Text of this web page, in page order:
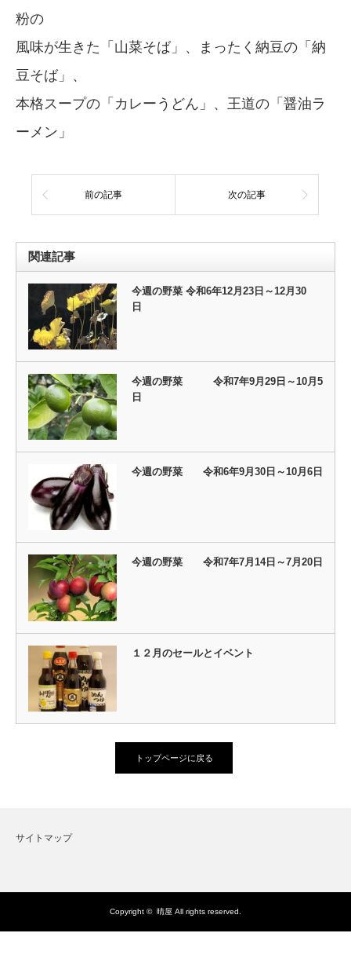
粉の
風味が生きた「山菜そば」、まったく納豆の「納
豆そば」、
本格スープの「カレーうどん」、王道の「醤油ラ
ーメン」
前の記事 次の記事
関連記事
今週の野菜 令和6年12月23日～12月30
日
今週の野菜 令和7年9月29日～10月5
日
今週の野菜 令和6年9月30日～10月6日
今週の野菜 令和7年7月14日～7月20日
１２月のセールとイベント
トップページに戻る
サイトマップ
Copyright © 晴屋 All rights reserved.